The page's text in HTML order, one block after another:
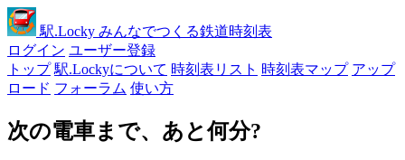
駅.Locky みんなでつくる鉄道時刻表
ログイン ユーザー登録
トップ 駅.Lockyについて 時刻表リスト 時刻表マップ アップ
ロード フォーラム 使い方
次の電車まで、あと何分?